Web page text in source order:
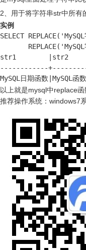
2、用于将字符串str中所
实例
SELECT
REPLACE('MySQL
str1        |str2
------------
MySQL日期函数|MySQL函数|
以上就是mysql中replace函
推荐操作系统：windows7